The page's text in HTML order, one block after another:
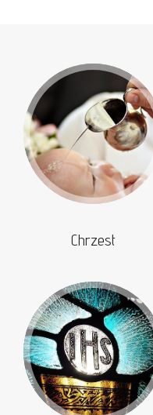
Chrzest